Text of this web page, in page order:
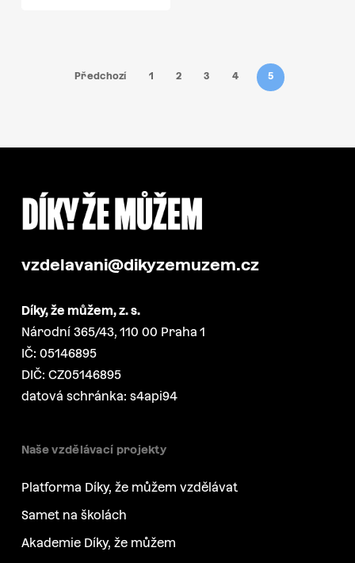
Předchozí 1 2 3 4 5
vzdelavani@dikyzemuzem.cz
Díky, že můžem, z. s.
Národní 365/43, 110 00 Praha 1
IČ: 05146895
DIČ: CZ05146895
datová schránka: s4api94
Naše vzdělávací projekty
Platforma Díky, že můžem vzdělávat
Samet na školách
Akademie Díky, že můžem